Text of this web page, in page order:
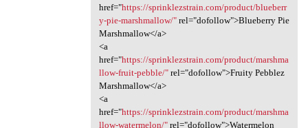
href="https://sprinklezstrain.com/product/blueberr
y-pie-marshmallow/"rel="dofollow">Blueberry Pie
Marshmallow</a>
<a
href="https://sprinklezstrain.com/product/marshma
llow-fruit-pebble/"rel="dofollow">Fruity Pebblez
Marshmallow</a>
<a
href="https://sprinklezstrain.com/product/marshma
llow-watermelon/"rel="dofollow">Watermelon